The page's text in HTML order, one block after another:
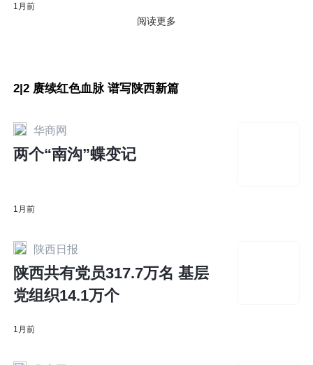
1月前
阅读更多
2|2 赓续红色血脉 谱写陕西新篇
华商网
两个“南沟”蝶变记
1月前
陕西日报
陕西共有党员317.7万名 基层
党组织14.1万个
1月前